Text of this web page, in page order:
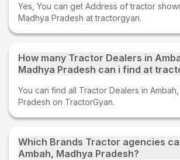
Yes, You can get Address of tractor
Madhya Pradesh at tractorgyan.
How many Tractor Dealers in
Madhya Pradesh can i find at
You can find all Tractor Dealers in
Pradesh on TractorGyan.
Which Brands Tractor agencies
Ambah, Madhya Pradesh?